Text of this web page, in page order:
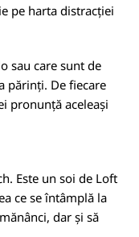
pe harta distracției
sau care sunt de
părinți. De fiecare
pronunță aceleași
Este un soi de Loft
ce se întâmplă la
dar și să